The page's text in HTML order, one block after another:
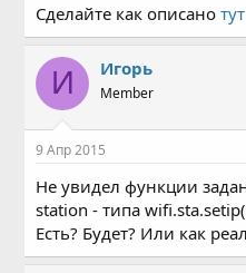
Сделайте как описанотут
И Игорь
Member
9 Апр 2015
Не увидел функции
station - типа
Есть? Будет? Или как